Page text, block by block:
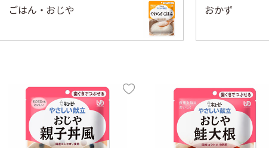
ごはん・おじや おかず